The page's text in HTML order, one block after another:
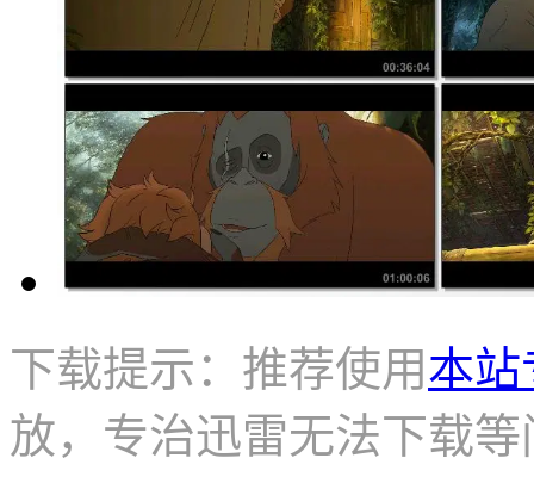
下载提示：推荐使用本站
放，专治迅雷无法下载等